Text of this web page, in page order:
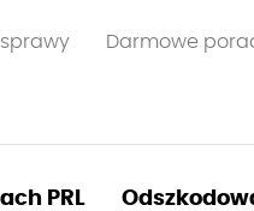
Darmowe
PRL